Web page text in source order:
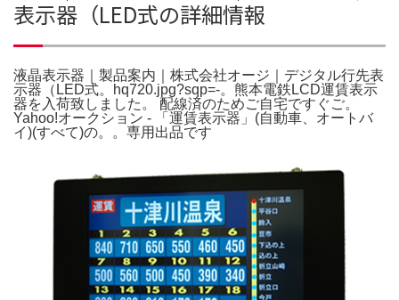
表示器（LED式の詳細情報
液晶表示器｜製品案内｜株式会社オージ｜デジタル行先表
示器（LED式。hq720.jpg?sqp=-。熊本電鉄LCD運賃表示
器を入荷致しました。 配線済のためご自宅ですぐご。
Yahoo!オークション - 「運賃表示器」(自動車、オートバ
イ)(すべて)の。。専用出品です